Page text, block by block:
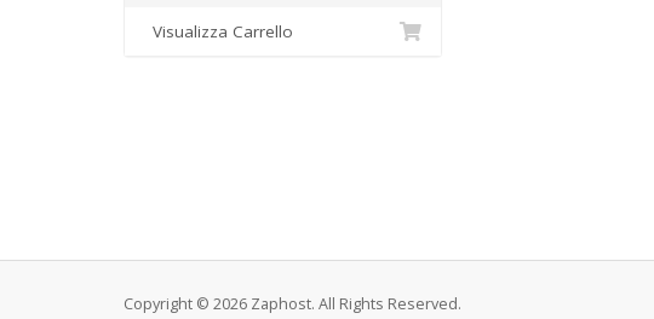
Visualizza Carrello
Copyright © 2026 Zaphost. All Rights Reserved.